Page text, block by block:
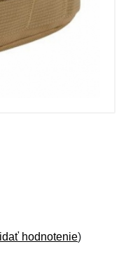
hodnotenie)